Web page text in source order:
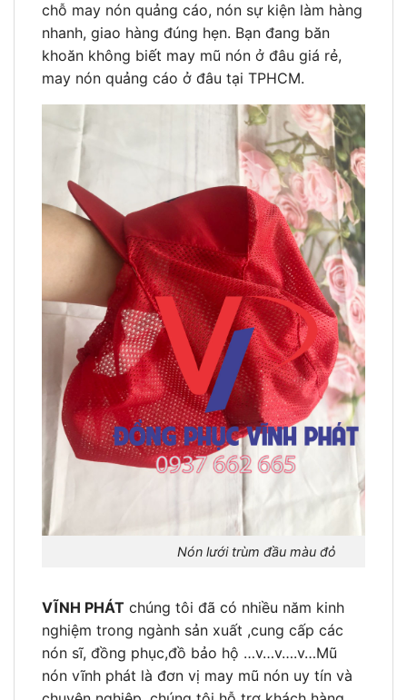
chỗ may nón quảng cáo, nón sự kiện làm hàng
nhanh, giao hàng đúng hẹn. Bạn đang băn
khoăn không biết may mũ nón ở đâu giá rẻ,
may nón quảng cáo ở đâu tại TPHCM.
Nón lưới trùm đầu màu đỏ
VĨNH PHÁT chúng tôi đã có nhiều năm kinh
nghiệm trong ngành sản xuất ,cung cấp các
nón sĩ, đồng phục,đồ bảo hộ …v…v….v…Mũ
nón vĩnh phát là đơn vị may mũ nón uy tín và